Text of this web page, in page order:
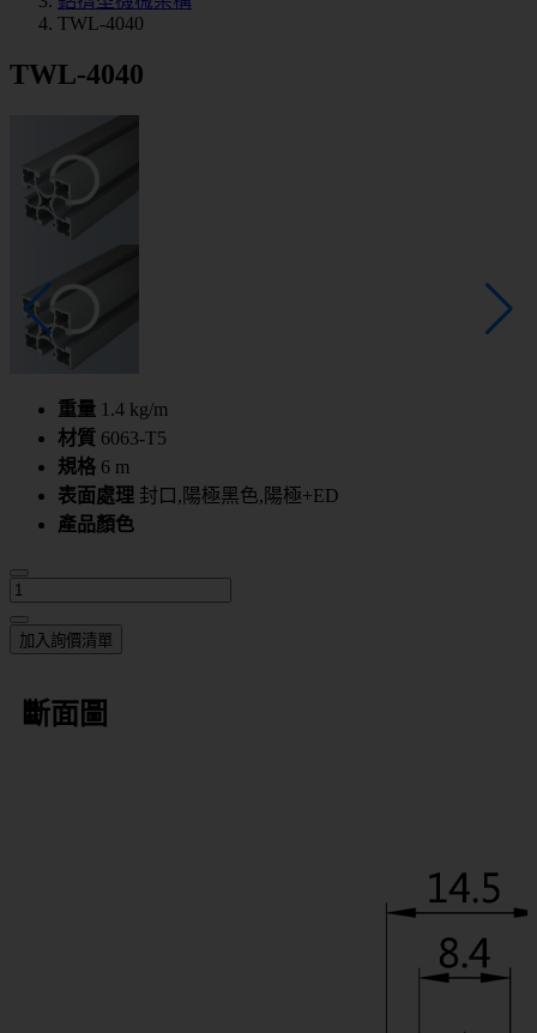
TWL-4040
TWL-4040
重量 1.4 kg/m
材質 6063-T5
規格 6 m
表面處理 封口,陽極黑色,陽極+ED
產品顏色
加入詢價清單
斷面圖